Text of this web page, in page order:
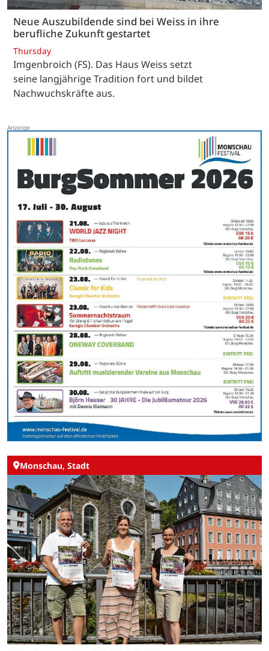
Neue Auszubildende sind bei Weiss in ihre
berufliche Zukunft gestartet
Thursday
Imgenbroich (FS). Das Haus Weiss setzt
seine langjährige Tradition fort und bildet
Nachwuchskräfte aus.
Monschau, Stadt